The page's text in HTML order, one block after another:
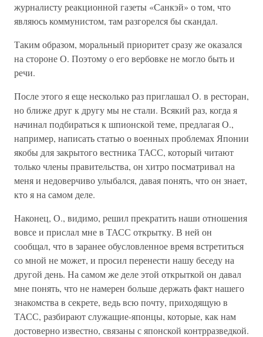
журналисту реакционной газеты «Санкэй» о том, что
являюсь коммунистом, там разгорелся бы скандал.
Таким образом, моральный приоритет сразу же оказался
на стороне О. Поэтому о его вербовке не могло быть и
речи.
После этого я еще несколько раз приглашал О. в ресторан,
но ближе друг к другу мы не стали. Всякий раз, когда я
начинал подбираться к шпионской теме, предлагая О.,
например, написать статью о военных проблемах Японии
якобы для закрытого вестника ТАСС, который читают
только члены правительства, он хитро посматривал на
меня и недоверчиво улыбался, давая понять, что он знает,
кто я на самом деле.
Наконец, О., видимо, решил прекратить наши отношения
вовсе и прислал мне в ТАСС открытку. В ней он
сообщал, что в заранее обусловленное время встретиться
со мной не может, и просил перенести нашу беседу на
другой день. На самом же деле этой открыткой он давал
мне понять, что не намерен больше держать факт нашего
знакомства в секрете, ведь всю почту, приходящую в
ТАСС, разбирают служащие-японцы, которые, как нам
достоверно известно, связаны с японской контрразведкой.